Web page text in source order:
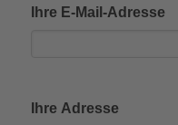
Ihre E-Mail-Adresse
Ihre Adresse